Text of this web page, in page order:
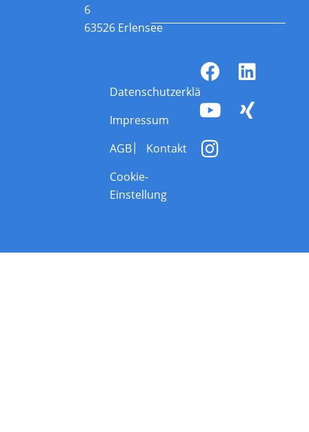
6
63526 Erlensee
Datenschutzerklärung
Impressum
AGB
Kontakt
Cookie-
Einstellung